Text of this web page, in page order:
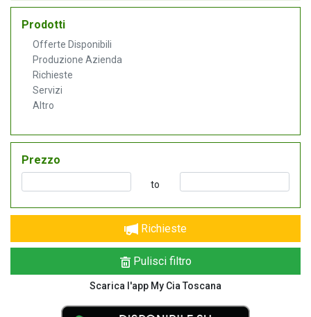
Prodotti
Offerte Disponibili
Produzione Azienda
Richieste
Servizi
Altro
Prezzo
to
Richieste
Pulisci filtro
Scarica l'app My Cia Toscana